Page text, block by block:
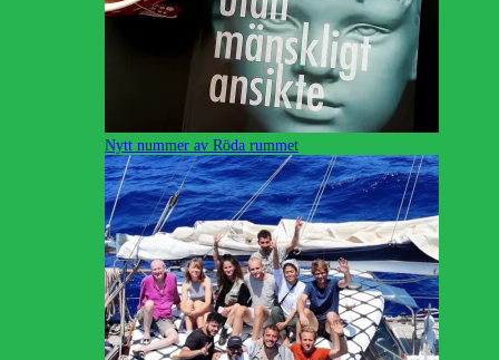
Nytt nummer av Röda rummet